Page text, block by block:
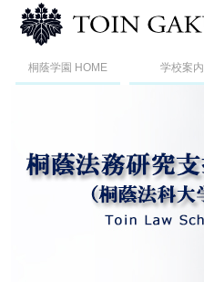
桐蔭学園 HOME 学校案内